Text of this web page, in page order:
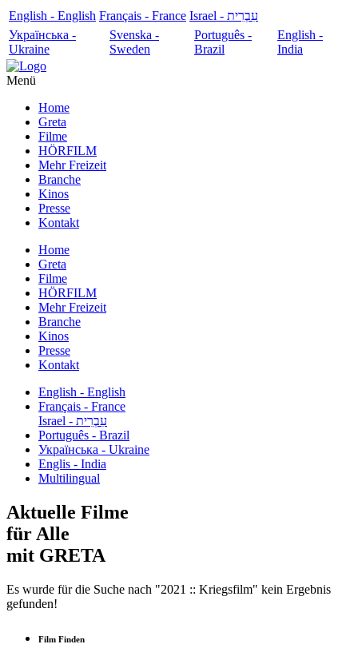
English - English Français - France
עִבְרִית - Israel
Українська -
Ukraine
Svenska -
Sweden
Português -
Brazil
English -
India
Menü
Home
Greta
Filme
HÖRFILM
Mehr Freizeit
Branche
Kinos
Presse
Kontakt
Home
Greta
Filme
HÖRFILM
Mehr Freizeit
Branche
Kinos
Presse
Kontakt
English - English
Français - France
עִבְרִית - Israel
Português - Brazil
Українська - Ukraine
Englis - India
Multilingual
Aktuelle Filme
für Alle
mit GRETA
Es wurde für die Suche nach "2021 :: Kriegsfilm" kein Ergebnis
gefunden!
Film Finden